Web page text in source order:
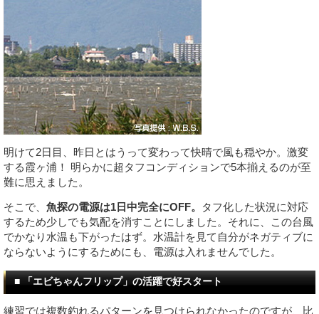
明けて2日目、昨日とはうって変わって快晴で風も穏やか。激変
する霞ヶ浦！ 明らかに超タフコンディションで5本揃えるのが至
難に思えました。
そこで、 魚探の電源は1日中完全にOFF。
タフ化した状況に対応
するため少しでも気配を消すことにしました。それに、この台風
でかなり水温も下がったはず。水温計を見て自分がネガティブに
ならないようにするためにも、電源は入れませんでした。
■ 「エビちゃんフリップ」の活躍で好スタート
練習では複数釣れるパターンを見つけられなかったのですが、比